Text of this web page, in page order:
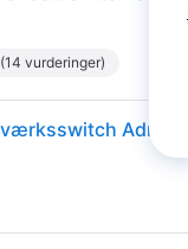
(14 vurderinger)